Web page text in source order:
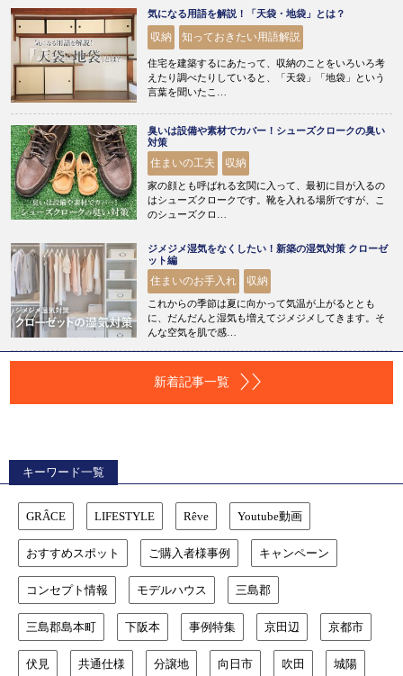
気になる用語を解説！「天袋・地袋」とは？
収納 知っておきたい用語解説
住宅を建築するにあたって、収納のことをいろいろ考
えたり調べたりしていると、「天袋」「地袋」という
言葉を聞いたこ…
臭いは設備や素材でカバー！シューズクロークの臭い
対策
住まいの工夫 収納
家の顔とも呼ばれる玄関に入って、最初に目が入るの
はシューズクロークです。靴を入れる場所ですが、こ
のシューズクロ…
ジメジメ湿気をなくしたい！新築の湿気対策 クローゼ
ット編
住まいのお手入れ 収納
これからの季節は夏に向かって気温が上がるととも
に、だんだんと湿気も増えてジメジメしてきます。そ
んな空気を肌で感…
新着記事一覧
キーワード一覧
GRÂCE LIFESTYLE Rêve Youtube動画
おすすめスポット ご購入者様事例 キャンペーン
コンセプト情報 モデルハウス 三島郡
三島郡島本町 下阪本 事例特集 京田辺 京都市
伏見 共通仕様 分譲地 向日市 吹田 城陽